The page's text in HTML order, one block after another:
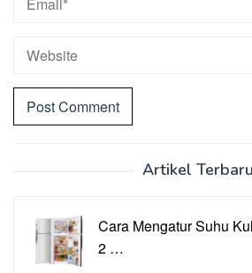
Artikel Terbaru
Cara Mengatur Suhu
2 …